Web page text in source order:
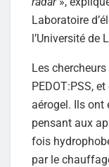
Laboratoire
l’Université de
Les
PEDOT:PSS,
aérogel. Ils ont
pensant aux
fois
par le